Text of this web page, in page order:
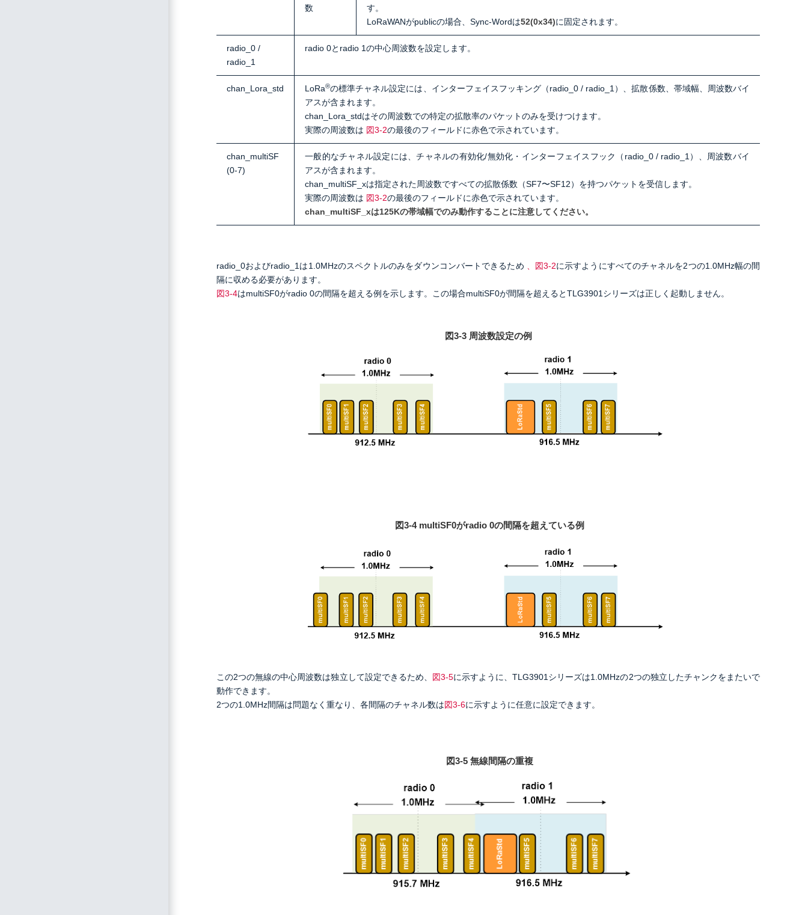
数
す。
LoRaWANがpublicの場合、Sync-Wordは52(0x34)に固定されます。
radio_0 /
radio_1
radio 0とradio 1の中心周波数を設定します。
chan_Lora_std LoRa®の標準チャネル設定には、インターフェイスフッキング（radio_0 / radio_1）、拡散係数、帯域幅、周波数バイ
アスが含まれます。
chan_Lora_stdはその周波数での特定の拡散率のパケットのみを受けつけます。
実際の周波数は 図3‐2の最後のフィールドに赤色で示されています。
chan_multiSF
(0-7)
一般的なチャネル設定には、チャネルの有効化/無効化・インターフェイスフック（radio_0 / radio_1）、
周波数バイ
アスが含まれます。
chan_multiSF_xは指定された周波数ですべての拡散係数（SF7〜SF12）を持つパケットを受信します。
実際の周波数は 図3‐2の最後のフィールドに赤色で示されています。
chan_multiSF_xは125Kの帯域幅でのみ動作することに注意してください。
radio_0およびradio_1は1.0MHzのスペクトルのみをダウンコンバートできるため 図3‐2に示すようにすべてのチャネルを2つの1.0MHz幅の間
隔に収める必要があります。
図3‐4はmultiSF0がradio 0の間隔を超える例を示します。 この場合multiSF0が間隔を超えるとTLG3901シリーズは正しく起動しません。
図3‐3 周波数設定の例
図3‐4 multiSF0がradio 0の間隔を超えている例
この2つの無線の中心周波数は独立して設定できるため、 図3-5に示すように、TLG3901シリーズは1.0MHzの2つの独立したチャンクをまたいで
動作できます。
2つの1.0MHz間隔は問題なく重なり、各間隔のチャネル数は図3‐6に示すように任意に設定できます。
図3-5 無線間隔の重複